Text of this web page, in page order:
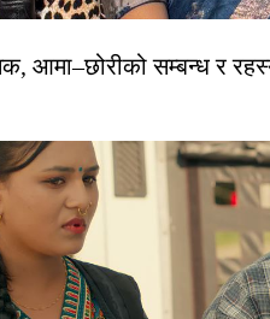
आमा–छोरीको सम्बन्ध र